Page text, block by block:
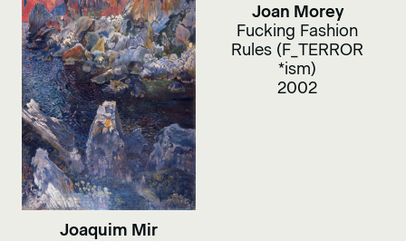
Joaquim Mir
Joan Morey
Fucking Fashion
Rules (F_TERROR
*ism)
2002